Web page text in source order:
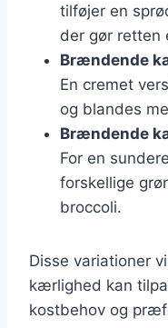
tilføjer en
der gør retten
Brændende
En cremet
og blandes
Brændende
For en
forskellige
broccoli.
Disse variationer
kærlighed kan
kostbehov og